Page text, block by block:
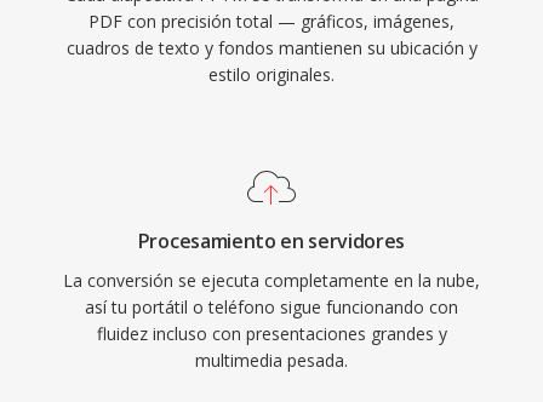
PDF con precisión total — gráficos, imágenes,
cuadros de texto y fondos mantienen su ubicación y
estilo originales.
Procesamiento en servidores
La conversión se ejecuta completamente en la nube,
así tu portátil o teléfono sigue funcionando con
fluidez incluso con presentaciones grandes y
multimedia pesada.